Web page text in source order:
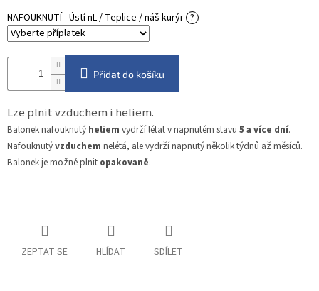
NAFOUKNUTÍ - Ústí nL / Teplice / náš kurýr ?
Přidat do košíku
Lze plnit vzduchem i heliem.
Balonek nafouknutý heliem vydrží létat v napnutém stavu 5 a více dní.
Nafouknutývzduchem nelétá, ale vydrží napnutý několik týdnů až měsíců.
Balonek je možné plnit opakovaně.
ZEPTAT SE HLÍDAT SDÍLET